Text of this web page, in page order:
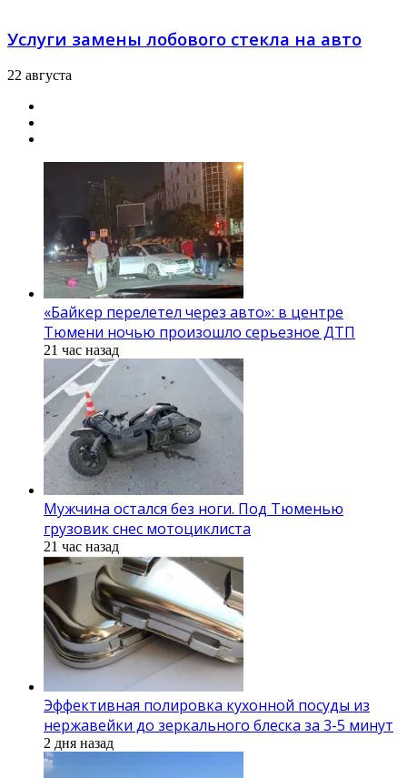
Услуги замены лобового стекла на авто
22 августа
«Байкер перелетел через авто»: в центре
Тюмени ночью произошло серьезное ДТП
21 час назад
Мужчина остался без ноги. Под Тюменью
грузовик снес мотоциклиста
21 час назад
Эффективная полировка кухонной посуды из
нержавейки до зеркального блеска за 3-5 минут
2 дня назад